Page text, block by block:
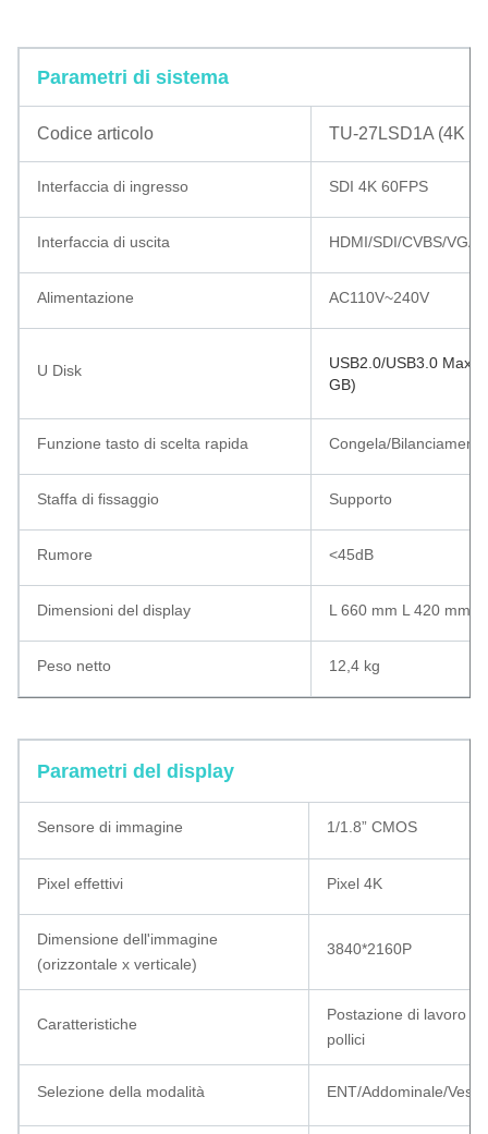
Parametri di sistema
Codice articolo TU-27LSD1A (4K
Interfaccia di ingresso SDI 4K 60FPS
Interfaccia di uscita HDMI/SDI/CVBS/VGA/
Alimentazione AC110V~240V
U Disk
USB2.0/USB3.0 Max
GB)
Funzione tasto di scelta rapida Congela/
Staffa di fissaggio Supporto
Rumore <45dB
Dimensioni del display L 660 mm L 420 mm
Peso netto 12,4 kg
Parametri del display
Sensore di immagine 1/1.8” CMOS
Pixel effettivi Pixel 4K
Dimensione dell'immagine
(orizzontale x verticale)
3840*2160P
Caratteristiche
Postazione di lavoro
pollici
Selezione della modalità ENT/Addominale/